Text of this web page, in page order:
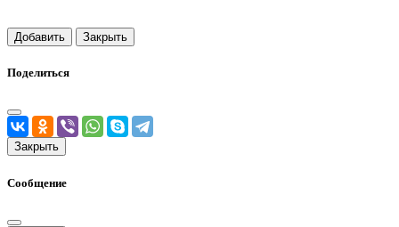
Добавить Закрыть
Поделиться
Закрыть
Сообщение